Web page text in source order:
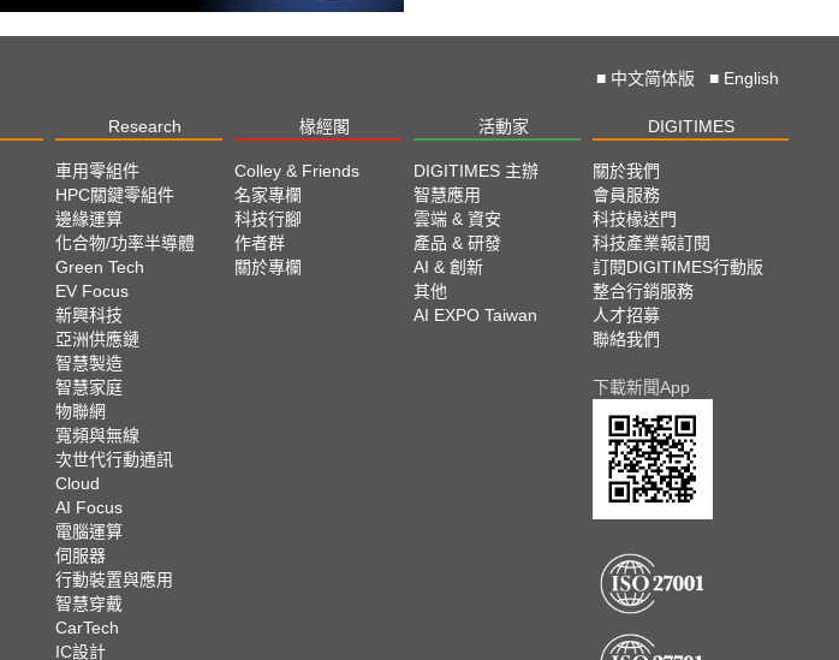
■ 中文简体版 ■ English
Research 椽經閣 活動家 DIGITIMES
車用零組件
HPC關鍵零組件
邊緣運算
化合物/功率半導體
Green Tech
EV Focus
新興科技
亞洲供應鏈
智慧製造
智慧家庭
物聯網
寬頻與無線
次世代行動通訊
Cloud
AI Focus
電腦運算
伺服器
行動裝置與應用
智慧穿戴
CarTech
IC設計
Colley & Friends
名家專欄
科技行腳
作者群
關於專欄
DIGITIMES 主辦
智慧應用
雲端 & 資安
產品 & 研發
AI & 創新
其他
AI EXPO Taiwan
關於我們
會員服務
科技椽送門
科技產業報訂閱
訂閱DIGITIMES行動版
整合行銷服務
人才招募
聯絡我們
下載新聞App